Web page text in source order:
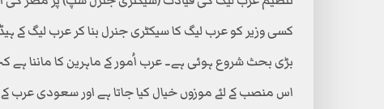
کسی وزیر کو عرب لیگ کا سیکٹری جنرل بنا کر عرب لیگ کے
بڑی بحث شروع ہوئی ہے۔ عرب اُمور کے ماہرین کا ماننا
اس منصب کے لئے موزوں خیال کیا جاتا ہے اور سعودی